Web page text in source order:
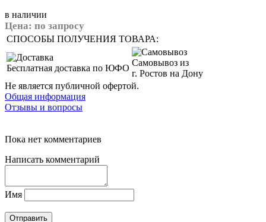
в наличии
Цена: по запросу
СПОСОБЫ ПОЛУЧЕНИЯ ТОВАРА:
Бесплатная доставка по ЮФО
Самовывоз из
г. Ростов на Дону
Не является публичной офертой.
Общая информация
Отзывы и вопросы
Пока нет комментариев
Написать комментарий
Имя